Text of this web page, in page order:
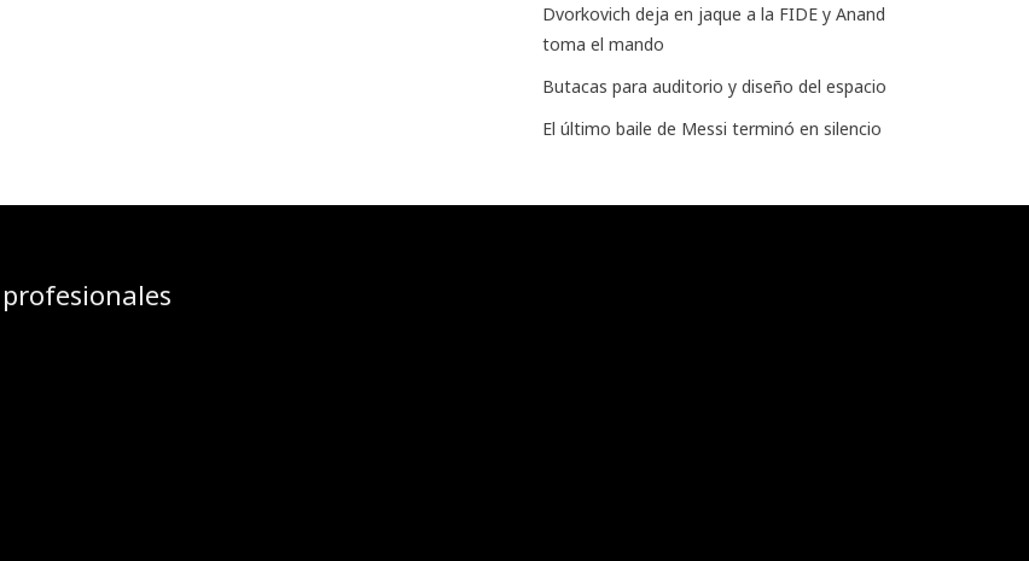
Dvorkovich deja en jaque a la FIDE y Anand
toma el mando
Butacas para auditorio y diseño del espacio
El último baile de Messi terminó en silencio